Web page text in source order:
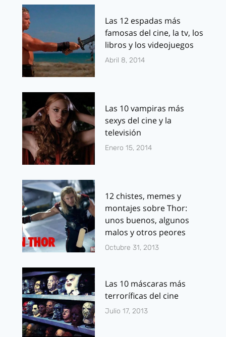
Las 12 espadas más
famosas del cine, la tv, los
libros y los videojuegos
Abril 8, 2014
Las 10 vampiras más
sexys del cine y la
televisión
Enero 15, 2014
12 chistes, memes y
montajes sobre Thor:
unos buenos, algunos
malos y otros peores
Octubre 31, 2013
Las 10 máscaras más
terroríficas del cine
Julio 17, 2013